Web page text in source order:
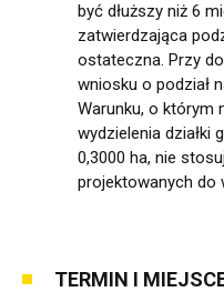
być dłuższy niż 6
zatwierdzająca
ostateczna. Przy
wniosku o podział
Warunku, o którym
wydzielenia działki
0,3000 ha, nie
projektowanych do
TERMIN I